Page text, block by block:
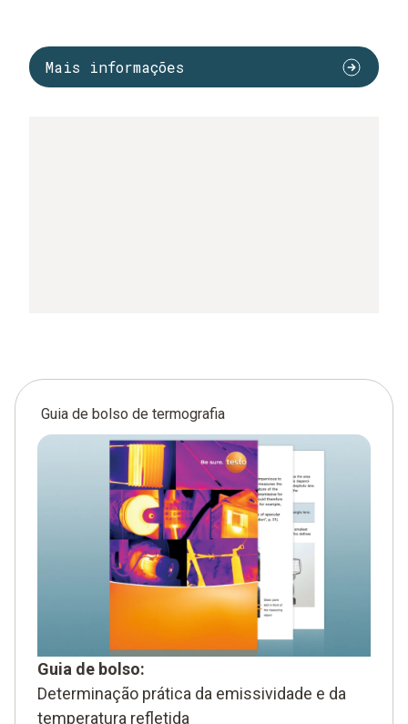
Mais informações
Guia de bolso de termografia
Guia de bolso:
Determinação prática da emissividade e da
temperatura refletida